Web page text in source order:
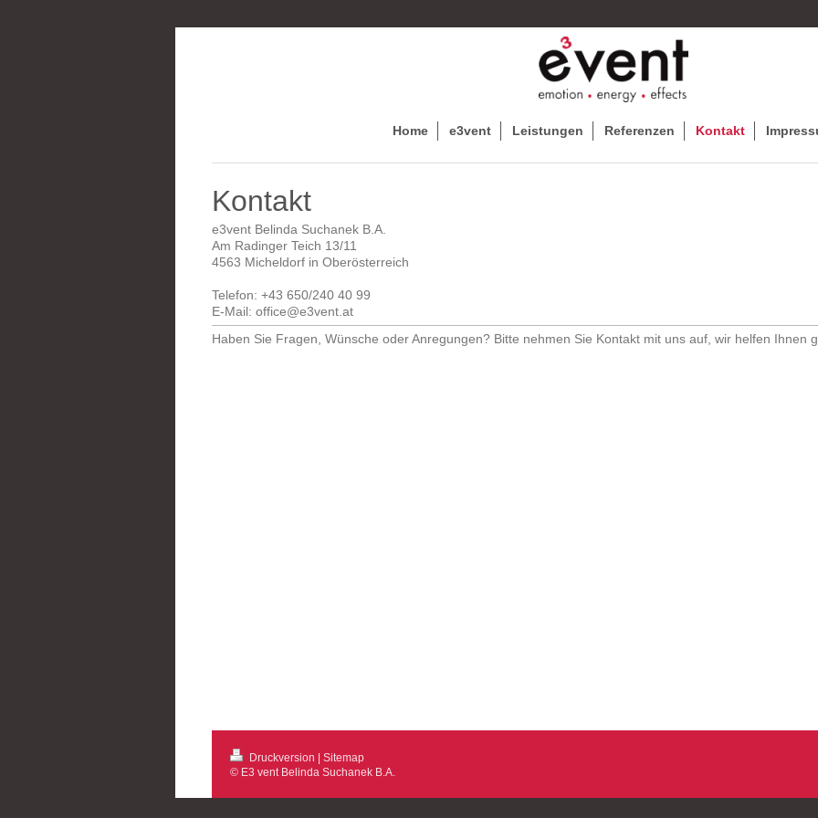
Home e3vent Leistungen Referenzen Kontakt
Kontakt
e3vent Belinda Suchanek B.A.
Am Radinger Teich 13/11
4563 Micheldorf in Oberösterreich
Telefon: +43 650/240 40 99
E-Mail: office@e3vent.at
Haben Sie Fragen, Wünsche oder Anregungen? Bitte nehmen Sie Kontakt mit uns auf, wir helfen Ihnen
Druckversion
Sitemap
© E3 vent Belinda Suchanek B.A.